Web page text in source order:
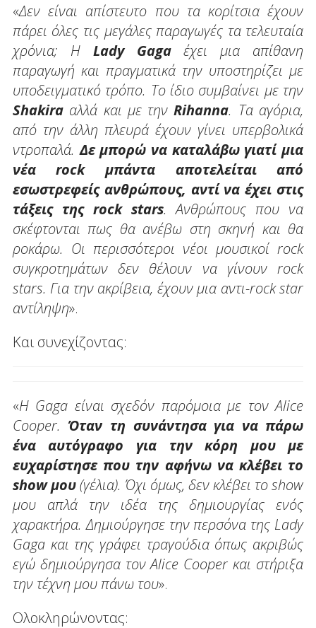
«Δεν είναι απίστευτο που τα κορίτσια έχουν
πάρει όλες τις μεγάλες παραγωγές τα τελευταία
χρόνια; Η Lady Gagaέχει μια απίθανη
παραγωγή και πραγματικά την υποστηρίζει με
υποδειγματικό τρόπο. Το ίδιο συμβαίνει με την
Shakira αλλά και με τηνRihanna. Τα αγόρια,
από την άλλη πλευρά έχουν γίνει υπερβολικά
ντροπαλά.Δε μπορώ να καταλάβω γιατί μια
νέα rock μπάντα αποτελείται από
εσωστρεφείς ανθρώπους, αντί να έχει στις
τάξεις της rock stars. Ανθρώπους που να
σκέφτονται πως θα ανέβω στη σκηνή και θα
ροκάρω. Οι περισσότεροι νέοι μουσικοί rock
συγκροτημάτων δεν θέλουν να γίνουν rock
stars. Για την ακρίβεια, έχουν μια αντι-rock star
αντίληψη».
Και συνεχίζοντας:
«Η Gaga είναι σχεδόν παρόμοια με τον Alice
Cooper.Όταν τη συνάντησα για να πάρω
ένα αυτόγραφο για την κόρη μου με
ευχαρίστησε που την αφήνω να κλέβει το
show μου(γέλια). Όχι όμως, δεν κλέβει το show
μου απλά την ιδέα της δημιουργίας ενός
χαρακτήρα. Δημιούργησε την περσόνα της Lady
Gaga και της γράφει τραγούδια όπως ακριβώς
εγώ δημιούργησα τον Alice Cooper και στήριξα
την τέχνη μου πάνω του».
Ολοκληρώνοντας: